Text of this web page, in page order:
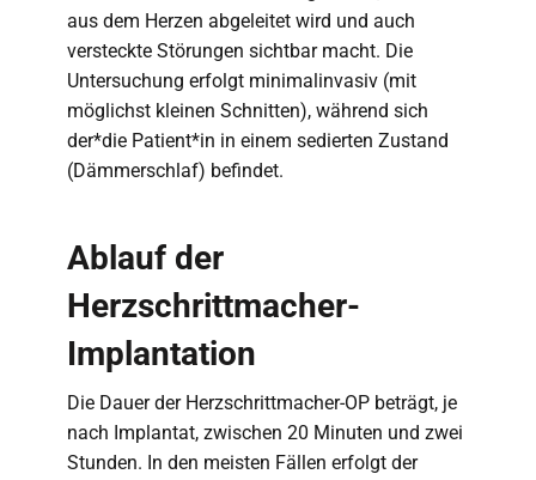
aus dem Herzen abgeleitet wird und auch
versteckte Störungen sichtbar macht. Die
Untersuchung erfolgt minimalinvasiv (mit
möglichst kleinen Schnitten), während sich
der*die Patient*in in einem sedierten Zustand
(Dämmerschlaf) befindet.
Ablauf der
Herzschrittmacher-
Implantation
Die Dauer der Herzschrittmacher-OP beträgt, je
nach Implantat, zwischen 20 Minuten und zwei
Stunden. In den meisten Fällen erfolgt der